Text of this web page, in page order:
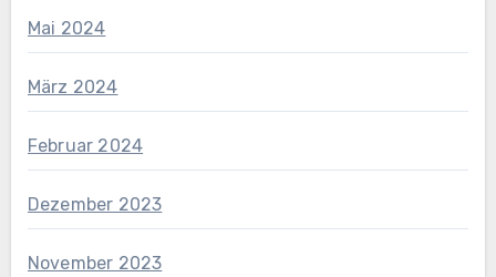
Mai 2024
März 2024
Februar 2024
Dezember 2023
November 2023